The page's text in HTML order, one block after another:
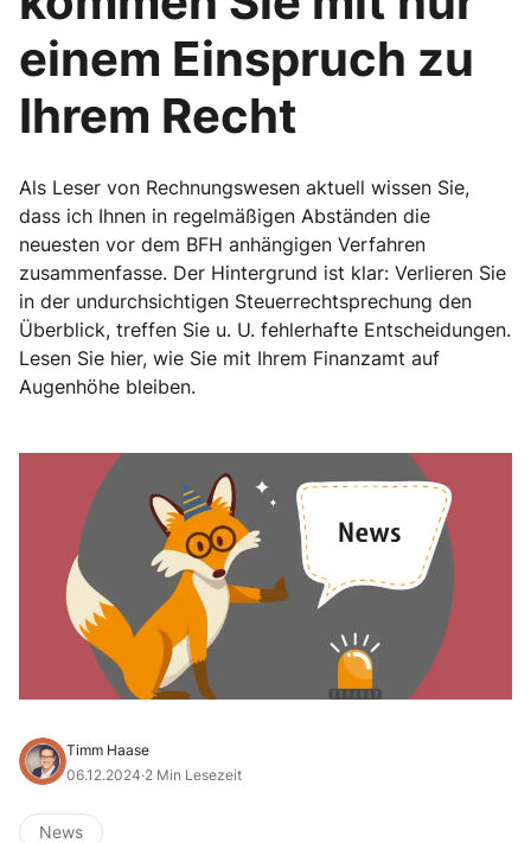
einem Einspruch zu
Ihrem Recht
Als Leser von Rechnungswesen aktuell wissen Sie,
dass ich Ihnen in regelmäßigen Abständen die
neuesten vor dem BFH anhängigen Verfahren
zusammenfasse. Der Hintergrund ist klar: Verlieren Sie
in der undurchsichtigen Steuerrechtsprechung den
Überblick, treffen Sie u. U. fehlerhafte Entscheidungen.
Lesen Sie hier, wie Sie mit Ihrem Finanzamt auf
Augenhöhe bleiben.
Timm Haase
06.12.2024·2 Min Lesezeit
News